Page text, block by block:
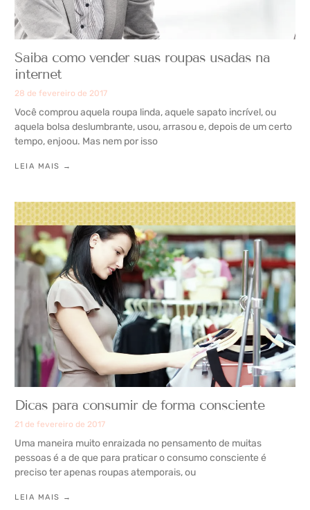
Saiba como vender suas roupas usadas na
internet
28 de fevereiro de 2017
Você comprou aquela roupa linda, aquele sapato incrível, ou
aquela bolsa deslumbrante, usou, arrasou e, depois de um certo
tempo, enjoou. Mas nem por isso
LEIA MAIS →
Dicas para consumir de forma consciente
21 de fevereiro de 2017
Uma maneira muito enraizada no pensamento de muitas
pessoas é a de que para praticar o consumo consciente é
preciso ter apenas roupas atemporais, ou
LEIA MAIS →